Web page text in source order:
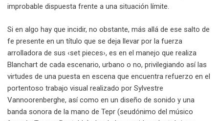
improbable dispuesta frente a una situación límite.
Si en algo hay que incidir, no obstante, más allá de ese salto de
fe presente en un título que se deja llevar por la fuerza
arrolladora de sus ‹set pieces›, es en el manejo que realiza
Blanchart de cada escenario, urbano o no, privilegiando así las
virtudes de una puesta en escena que encuentra refuerzo en el
portentoso trabajo visual realizado por Sylvestre
Vannoorenberghe, así como en un diseño de sonido y una
banda sonora de la mano de Tepr (seudónimo del músico